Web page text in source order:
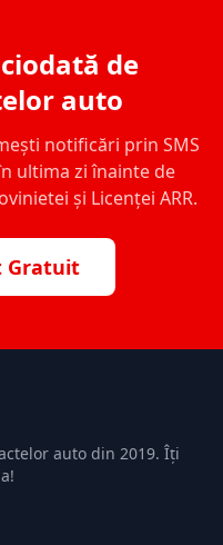
de
auto
notificări prin SMS
ultima zi înainte de
și Licenței ARR.
Gratuit
auto din 2019. Îți